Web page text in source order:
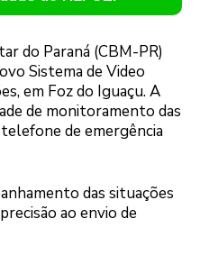
do Paraná (CBM-PR)
Sistema de Video
em Foz do Iguaçu. A
de monitoramento das
de emergência
das situações
ao envio de